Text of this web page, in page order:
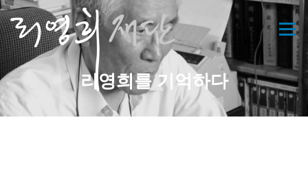
콘
텐
츠
로
바
로
가
기
메뉴
리영희를 기억하다